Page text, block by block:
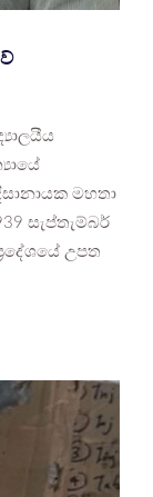
මහතා
සැප්තැම්බර්
උපත